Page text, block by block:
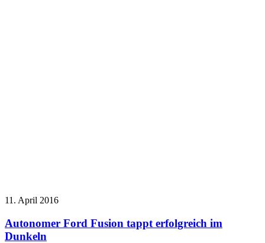
11. April 2016
Autonomer Ford Fusion tappt erfolgreich im
Dunkeln